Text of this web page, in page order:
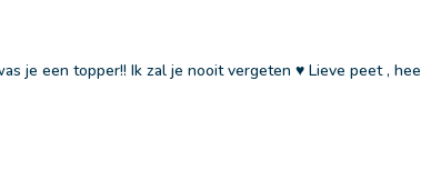
je een topper!! Ik zal je nooit vergeten ♥️ Lieve peet ,